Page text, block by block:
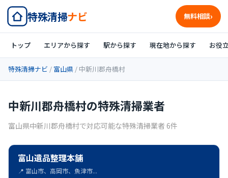
特殊清掃ナビ 無料相談
トップ エリアから探す 駅から探す 現在地から探す お役
特殊清掃ナビ / 富山県 / 中新川郡舟橋村
中新川郡舟橋村の特殊清掃業者
富山県中新川郡舟橋村で対応可能な特殊清掃業者 6件
富山遺品整理本舗
📍 富山市、高岡市、魚津市...